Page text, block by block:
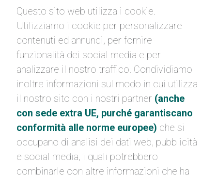
Questo sito web utilizza i cookie.
Utilizziamo i cookie per personalizzare
contenuti ed annunci, per fornire
funzionalità dei social media e per
analizzare il nostro traffico. Condividiamo
inoltre informazioni sul modo in cui utilizza
il nostro sito con i nostri partner (anche
con sede extra UE, purché garantiscano
conformità alle norme europee) che si
occupano di analisi dei dati web, pubblicità
e social media, i quali potrebbero
combinarle con altre informazioni che ha